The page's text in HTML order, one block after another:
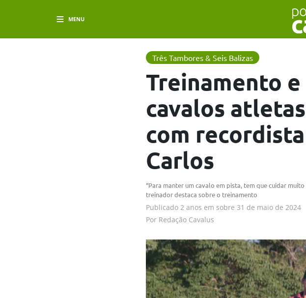
MENU
Três Tambores & Seis Balizas
Treinamento
cavalos
com
Carlos
“Para manter um cavalo em pista, tem que cuidar
treinador destaca sobre o treinamento
Publicado 2 anos em sobre 31 de maio de 2024
Por Redação Cavalus